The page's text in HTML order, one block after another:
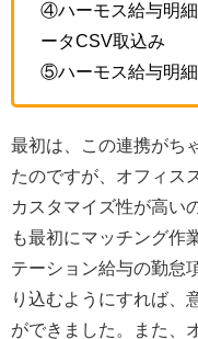
④ハーモス給与明
ータCSV取込み
⑤ハーモス給与明
最初は、この連携がち
たのですが、オフィス
カスタマイズ性が高い
も最初にマッチング作
テーション給与の勤怠
り込むようにすれば、
ができました。また、